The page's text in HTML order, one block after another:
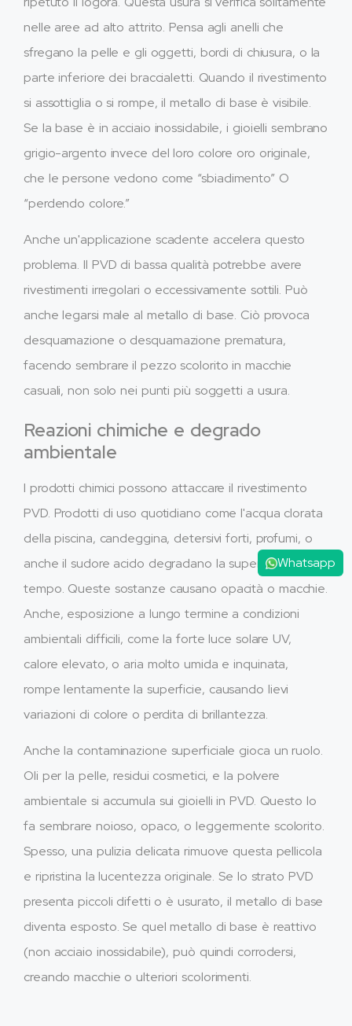
nelle aree ad alto attrito. Pensa agli anelli che
sfregano la pelle e gli oggetti, bordi di chiusura, o la
parte inferiore dei braccialetti. Quando il rivestimento
si assottiglia o si rompe, il metallo di base è visibile.
Se la base è in acciaio inossidabile, i gioielli sembrano
grigio-argento invece del loro colore oro originale,
che le persone vedono come “sbiadimento” O
“perdendo colore.”
Anche un'applicazione scadente accelera questo
problema. Il PVD di bassa qualità potrebbe avere
rivestimenti irregolari o eccessivamente sottili. Può
anche legarsi male al metallo di base. Ciò provoca
desquamazione o desquamazione prematura,
facendo sembrare il pezzo scolorito in macchie
casuali, non solo nei punti più soggetti a usura.
Reazioni chimiche e degrado
ambientale
I prodotti chimici possono attaccare il rivestimento
PVD. Prodotti di uso quotidiano come l'acqua clorata
della piscina, candeggina, detersivi forti, profumi, o
anche il sudore acido degradano la superficie nel
tempo. Queste sostanze causano opacità o macchie.
Anche, esposizione a lungo termine a condizioni
ambientali difficili, come la forte luce solare UV,
calore elevato, o aria molto umida e inquinata,
rompe lentamente la superficie, causando lievi
variazioni di colore o perdita di brillantezza.
Anche la contaminazione superficiale gioca un ruolo.
Oli per la pelle, residui cosmetici, e la polvere
ambientale si accumula sui gioielli in PVD. Questo lo
fa sembrare noioso, opaco, o leggermente scolorito.
Spesso, una pulizia delicata rimuove questa pellicola
e ripristina la lucentezza originale. Se lo strato PVD
presenta piccoli difetti o è usurato, il metallo di base
diventa esposto. Se quel metallo di base è reattivo
(non acciaio inossidabile), può quindi corrodersi,
creando macchie o ulteriori scolorimenti.
Whatsapp